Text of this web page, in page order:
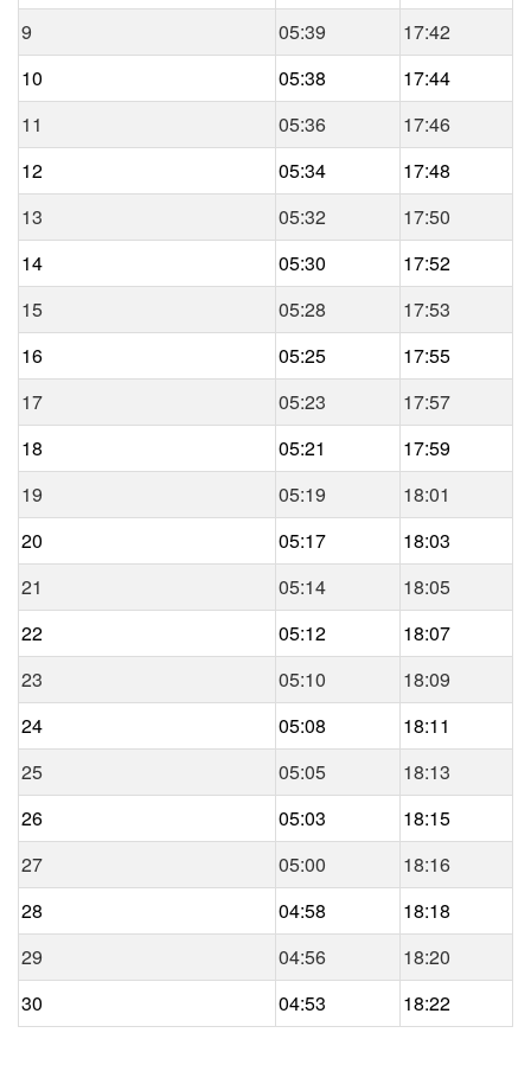
9
05:39
17:42
10
05:38
17:44
11
05:36
17:46
12
05:34
17:48
13
05:32
17:50
14
05:30
17:52
15
05:28
17:53
16
05:25
17:55
17
05:23
17:57
18
05:21
17:59
19
05:19
18:01
20
05:17
18:03
21
05:14
18:05
22
05:12
18:07
23
05:10
18:09
24
05:08
18:11
25
05:05
18:13
26
05:03
18:15
27
05:00
18:16
28
04:58
18:18
29
04:56
18:20
30
04:53 18:22